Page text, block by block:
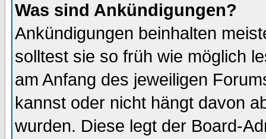
Was sind Ankündigungen?
Ankündigungen beinhalten
solltest sie so früh wie möglich
am Anfang des jeweiligen
kannst oder nicht hängt davon
wurden. Diese legt der Board-